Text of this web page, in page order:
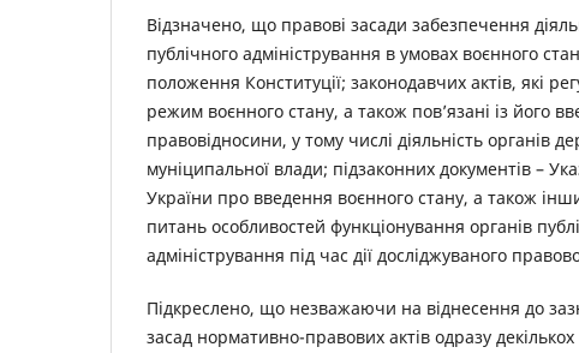
Відзначено, що правові засади забезпечення
публічного адміністрування в умовах воєнного
положення Конституції; законодавчих актів, які
режим воєнного стану, а також пов’язані із його
правовідносини, у тому числі діяльність органів
муніципальної влади; підзаконних документів –
України про введення воєнного стану, а також
питань особливостей функціонування органів
адміністрування під час дії досліджуваного
Підкреслено, що незважаючи на віднесення до
засад нормативно-правових актів одразу декількох